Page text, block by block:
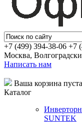
+7 (499) 394-38-06 +7
Москва,
Написать нам
Ваша корзина пуста
Каталог
SUNTEK